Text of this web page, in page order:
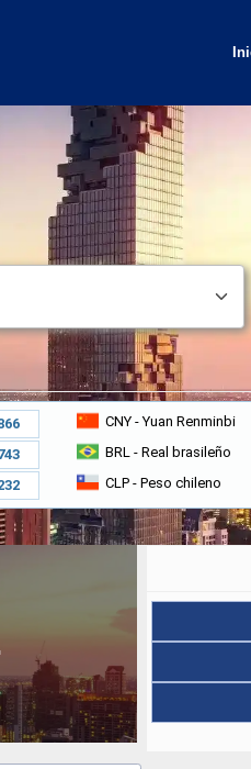
CNY- Yuan Renminbi
BRL - Real brasileño
CLP- Peso chileno